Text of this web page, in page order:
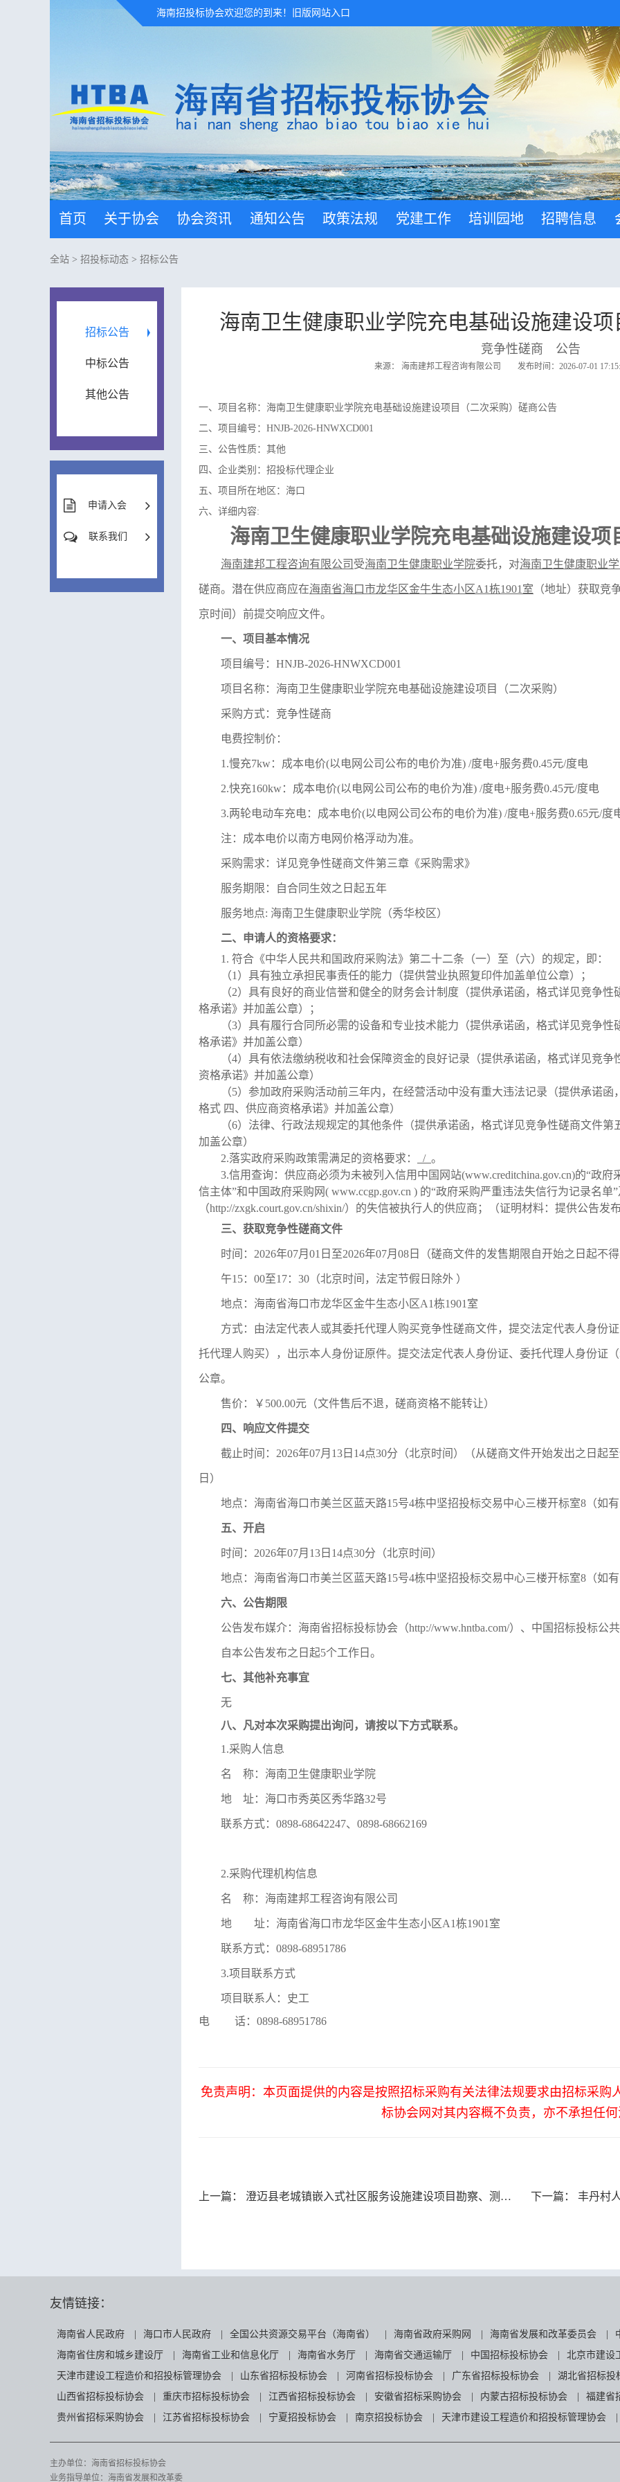
海南招投标协会欢迎您的到来！ 旧版网站入口
首页 关于协会 协会资讯 通知公告 政策法规 党建工作 培训园地 招聘信息
全站 > 招投标动态 > 招标公告
招标公告
中标公告
其他公告
申请入会
联系我们
海南卫生健康职业学院充电基础设施建设
竞争性磋商 公告
来源： 海南建邦工程咨询有限公司 发布时间：2026-07-01
一、项目名称：海南卫生健康职业学院充电基础设施建设项目（二次采购）磋商公告
二、项目编号：HNJB-2026-HNWXCD001
三、公告性质：其他
四、企业类别：招投标代理企业
五、项目所在地区：海口
六、详细内容:
海南卫生健康职业学院充电基础设施建设
海南建邦工程咨询有限公司 受海南卫生健康职业学院委托，对海南卫生健康职业
磋商。潜在供应商应在海南省海口市龙华区金牛生态小区A1栋1901 室 （地址）获取竞
京时间）前提交响应文件。
一、项目基本情况
项目编号： HNJB-2026-HNWXCD001
项目名称： 海南卫生健康职业学院充电基础设施建设项目（二次采购）
采购方式：竞争性磋商
电费控制价：
1.慢充7kw：成本电价(以电网公司公布的电价为准) /度电+服务费0.45元/度电
2.快充160kw：成本电价(以电网公司公布的电价为准) /度电+服务费0.45元/度电
3.两轮电动车充电：成本电价(以电网公司公布的电价为准) /度电+服务费0.65元/度
注：成本电价以南方电网价格浮动为准。
采购需求：详见竞争性磋商文件第三章《采购需求》
服务期限：自合同生效之日起五年
服务地点: 海南卫生健康职业学院（秀华校区）
二、申请人的资格要求：
1. 符合《中华人民共和国政府采购法》第二十二条（一）至（六）的规定，即：
（1 ） 具有独立承担民事责任的能力（提供营业执照复印件加盖单位公章）
；
（2）具有良好的商业信誉和健全的财务会计制度 （提供承诺函，格式详见竞争性
格承诺》 并加盖公章）
；
（3）具有履行合同所必需的设备和专业技术能力 （提供承诺函，格式详见竞争
格承诺》并加盖公章）
（4）具有依法缴纳税收和社会保障资金的良好记录 （提供承诺函，格式详见竞
资格承诺》并加盖公章）
（5）参加政府采购活动前三年内，在经营活动中没有重大违法记录 （提供承诺
格式 四、供应商资格承诺》并加盖公章）
（6） 法律、行政法规规定的其他条件 （提供承诺函，格式详见竞争性磋商文件
加盖公章）
2.落实政府采购政策需满足的资格要求： / 。
3.信用查询： 供应商必须为未被列入信用中国网站(www.creditchina.gov.cn)的“政府
信主体”和中国政府采购网( www.ccgp.gov.cn ) 的“政府采购严重违法失信行为记录名单
（http://zxgk.court.gov.cn/shixin/）的失信被执行人的供应商 ； （证明材料：提供公告发
三、获取竞争性磋商文件
时间： 2026年07月 01 日至2026年07月 08 日（磋商文件的发售期限自开始之日起不
午15： 00至17： 30 （北京时间，法定节假日除外 ）
地点： 海南省海口市龙华区金牛生态小区A1栋1901 室
方式：由法定代表人或其委托代理人购买竞争性磋商文件，提交法定代表人身份
托代理人购买），出示本人身份证原件。提交法定代表人身份证、委托代理人身份证
公章。
售价：￥ 500.00元（文件售后不退，磋商资格不能转让）
四、响应文件提交
截止时间： 2026年07月 13 日 14点30分 （北京时间）（从磋商文件开始发出之日起
日）
地点： 海南省海口市美兰区蓝天路15号4栋中坚招投标交易中心三楼开标室8（如
五、开启
时间： 2026年07月 13 日 14点30分 （北京时间）
地点： 海南省海口市美兰区蓝天路15号4栋中坚招投标交易中心三楼开标室8（如
六、公告期限
公告发布媒介：海南省招标投标协会 （http://www.hntba.com/） 、中国招标投标公
自本公告发布之日起5个工作日。
七、其他补充事宜
无
八、凡对本次采购提出询问，请按以下方式联系。
1.采购人信息
名 称：海南卫生健康职业学院
地 址：海口市秀英区秀华路32号
联系方式： 0898-68642247、 0898-68662169
2.采购代理机构信息
名 称：海南建邦工程咨询有限公司
地 址： 海南省海口市龙华区金牛生态小区A1栋1901 室
联系方式： 0898-68951786
3.项目联系方式
项目联系人：史工
电
话： 0898-68951786
免责声明：本页面提供的内容是按照招标采购有关法律法规要求由招标采
标协会网对其内容概不负责，亦不承担任
上一篇： 澄迈县老城镇嵌入式社区服务设施建设项目勘察、测量和物探竞争性磋商公告 下一篇： 丰丹村
友情链接：
海南省人民政府 海口市人民政府 全国公共资源交易平台（海南省） 海南省政府采购网 海南省发展和改革委员会
海南省住房和城乡建设厅
海南省工业和信息化厅 海南省水务厅 海南省交通运输厅 中国招标投标协会
北京市建设
天津市建设工程造价和招投标管理协会
山东省招标投标协会 河南省招标投标协会 广东省招标投标协会
湖北省招标投
山西省招标投标协会
重庆市招标投标协会 江西省招标投标协会 安徽省招标采购协会 内蒙古招标投标协会
福建省
贵州省招标采购协会
江苏省招标投标协会 宁夏招投标协会 南京招投标协会 天津市建设工程造价和招投标管理协会
主办单位：海南省招标投标协会
业务指导单位：海南省发展和改革委